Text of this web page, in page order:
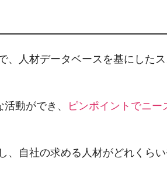
、人材データベースを基にした
動ができ、
ピンポイントでニー
、自社の求める人材がどれくら